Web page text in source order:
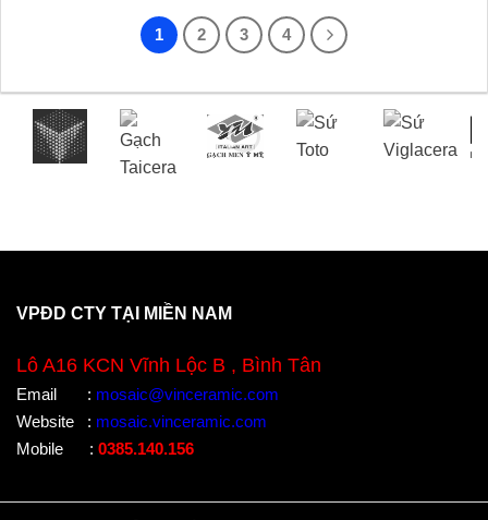
1 2 3 4
VPĐD CTY TẠI MIỀN NAM
Lô A16 KCN Vĩnh Lộc B , Bình Tân
Email : mosaic@vinceramic.com
Website
: mosaic.vinceramic.com
Mobile
: 0385.140.156